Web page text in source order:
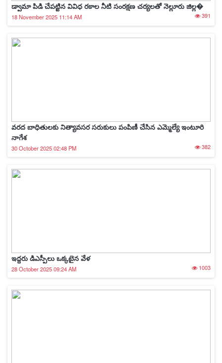
డ్వామా పిడి చేపట్టిన వివిధ రకాల నీటి సంరక్షణ చర్యలతో నెల్లూరు జిల్ల�
18 November 2025 11:14 AM 391
వరద బాధితులకు నిత్యావసర సరుకులు పంపిణీ చేసిన ఎమ్మెల్యే ఇంటూరి
నాగేశ
30 October 2025 02:48 PM 382
ఇద్దరు డిఎస్పీలు ఒక్కటైన వేళ
28 October 2025 09:24 AM 1003